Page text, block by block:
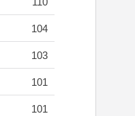
104
103
101
101